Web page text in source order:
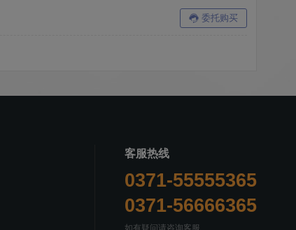
委托购买
客服热线
0371-55555365
0371-56666365
如有疑问请咨询客服